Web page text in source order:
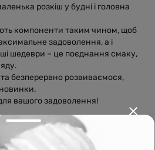
розкіш у будні і головна
компоненти таким чином, щоб
задоволення, а і
шедеври – це поєднання смаку,
безперервно розвиваємося,
вашого задоволення!